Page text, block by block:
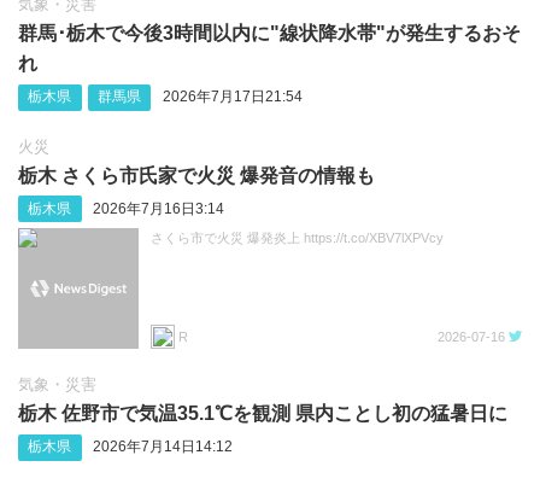
気象・災害
群馬･栃木で今後3時間以内に"線状降水帯"が発生するおそ
れ
栃木県 群馬県 2026年7月17日21:54
火災
栃木 さくら市氏家で火災 爆発音の情報も
栃木県 2026年7月16日3:14
さくら市で火災 爆発炎上 https://t.co/XBV7lXPVcy
R 2026-07-16
気象・災害
栃木 佐野市で気温35.1℃を観測 県内ことし初の猛暑日に
栃木県 2026年7月14日14:12